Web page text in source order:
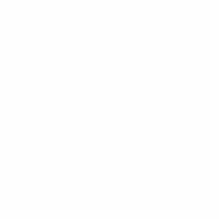
+ PONT D'AVIGNON - 2
NIÑOS (DE 8 A 17 AÑOS)